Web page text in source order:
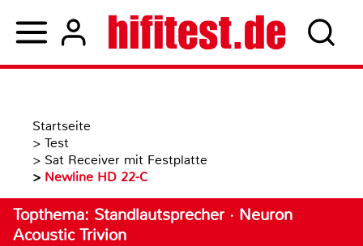
Startseite
> Test
> Sat Receiver mit Festplatte
> Newline HD 22-C
Topthema: Standlautsprecher · Neuron
Acoustic Trivion